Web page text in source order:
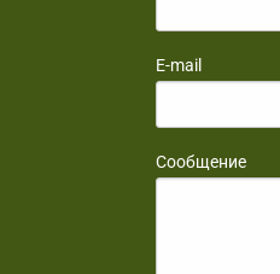
E-mail
Сообщение